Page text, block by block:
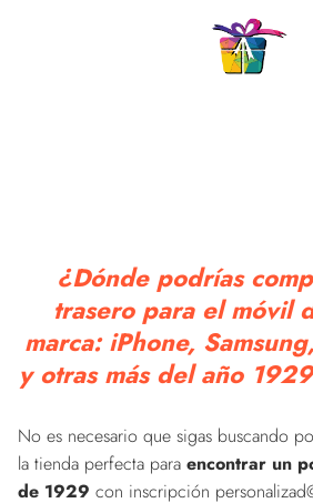
¿Dónde podrías
trasero para el móvil
marca: iPhone,
y otras más del año
No es necesario que sigas buscando
la tienda perfecta para encontrar un
de 1929 con inscripción